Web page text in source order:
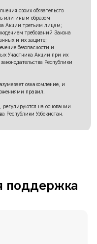
своих обязательств
или иным образом
Акции третьим лицам;
требований Закона
и их защите;
безопасности и
Участника Акции при их
Республики
ознакомление, и
правил.
на основании
Республики Узбекистан.
поддержка